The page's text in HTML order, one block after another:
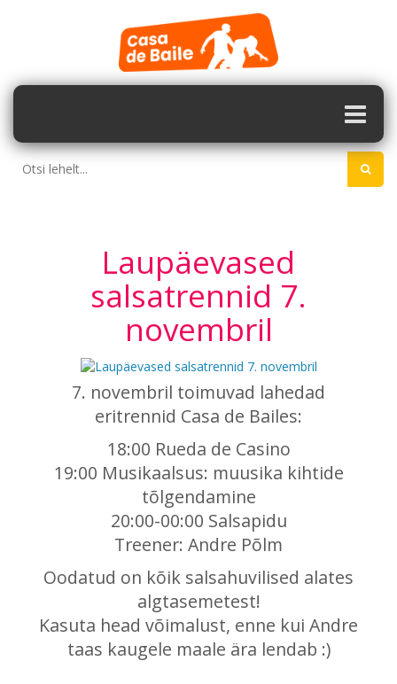
Laupäevased
salsatrennid 7.
novembril
7. novembril toimuvad lahedad
eritrennid Casa de Bailes:
18:00 Rueda de Casino
19:00 Musikaalsus: muusika kihtide
tõlgendamine
20:00-00:00 Salsapidu
Treener: Andre Põlm
Oodatud on kõik salsahuvilised alates
algtasemetest!
Kasuta head võimalust, enne kui Andre
taas kaugele maale ära lendab :)